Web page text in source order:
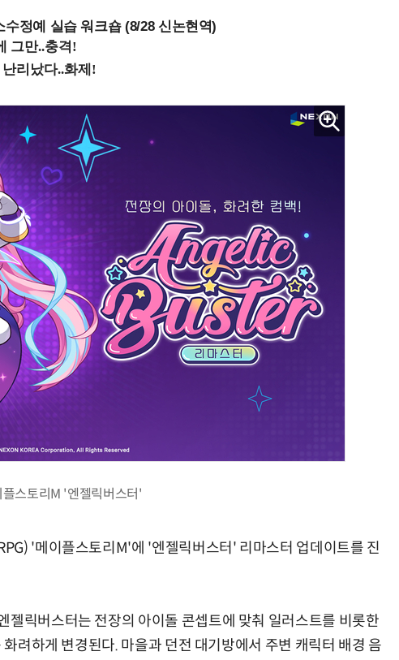
정예 실습 워크숍 (8/28 신논현역)
플스토리M '엔젤릭버스터'
'메이플스토리M'에 '엔젤릭버스터' 리마스터 업데이트를 진
젤릭버스터는 전장의 아이돌 콘셉트에 맞춰 일러스트를 비롯한
려하게 변경된다. 마을과 던전 대기방에서 주변 캐릭터 배경 음